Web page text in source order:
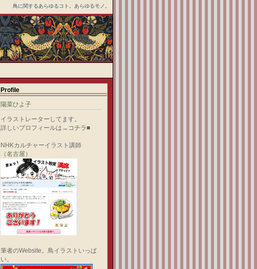
鳥に関するあらゆるコト。あらゆるモノ。
Profile
陽菜ひよ子
イラストレーターしてます。
詳しいプロフィールは→ コチラ■
NHKカルチャーイラスト講師
（名古屋 ）
筆者のWebsite。鳥イラストいっぱ
い。